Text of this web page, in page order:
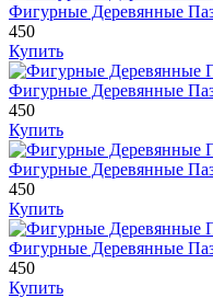
Фигурные Деревянные
450
Купить
Фигурные Деревянные
450
Купить
Фигурные Деревянные
450
Купить
Фигурные Деревянные
450
Купить